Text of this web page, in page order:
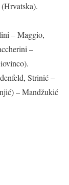
– Maggio,
–
Strinić –
– Mandžukić